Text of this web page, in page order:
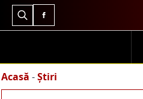
Search
Acasă -Știri